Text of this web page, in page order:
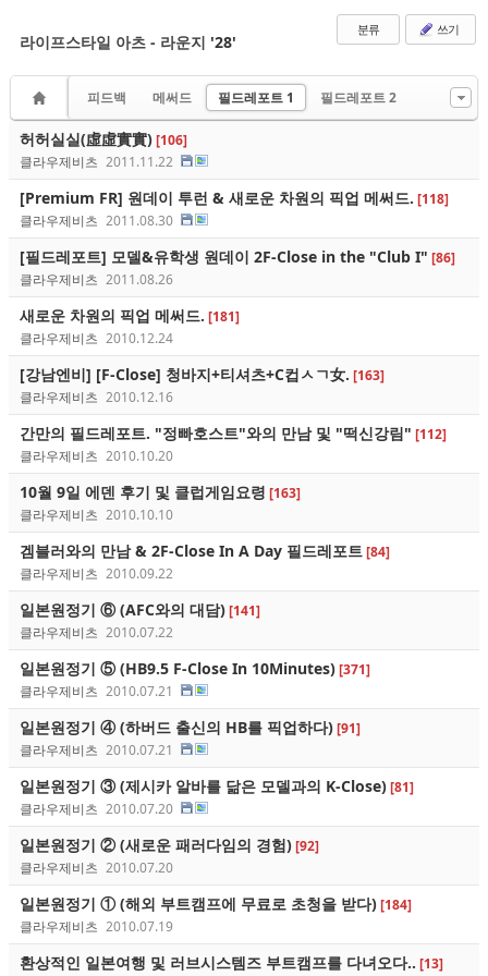
라이프스타일 아츠 - 라운지 '28'
분류 쓰기
피드백 메써드 필드레포트 1 필드레포트 2
허허실실(虛虛實實)[106]
클라우제비츠 2011.11.22
[Premium FR] 원데이 투런 & 새로운 차원의 픽업 메써드. [118]
클라우제비츠 2011.08.30
[필드레포트] 모델&유학생 원데이 2F-Close in the "Club I" [86]
클라우제비츠 2011.08.26
새로운 차원의 픽업 메써드. [181]
클라우제비츠 2010.12.24
[강남엔비] [F-Close] 청바지+티셔츠+C컵ㅅㄱ女. [163]
클라우제비츠 2010.12.16
간만의 필드레포트. "정빠호스트"와의 만남 및 "떡신강림" [112]
클라우제비츠 2010.10.20
10월 9일 에덴 후기 및 클럽게임요령 [163]
클라우제비츠 2010.10.10
겜블러와의 만남 & 2F-Close In A Day 필드레포트[84]
클라우제비츠 2010.09.22
일본원정기 ⑥ (AFC와의 대담)[141]
클라우제비츠 2010.07.22
일본원정기 ⑤ (HB9.5 F-Close In 10Minutes)[371]
클라우제비츠 2010.07.21
일본원정기 ④ (하버드 출신의 HB를 픽업하다)[91]
클라우제비츠 2010.07.21
일본원정기 ③ (제시카 알바를 닮은 모델과의 K-Close)[81]
클라우제비츠 2010.07.20
일본원정기 ② (새로운 패러다임의 경험)[92]
클라우제비츠 2010.07.20
일본원정기 ① (해외 부트캠프에 무료로 초청을 받다)[184]
클라우제비츠 2010.07.19
환상적인 일본여행 및 러브시스템즈 부트캠프를 다녀오다.. [13]